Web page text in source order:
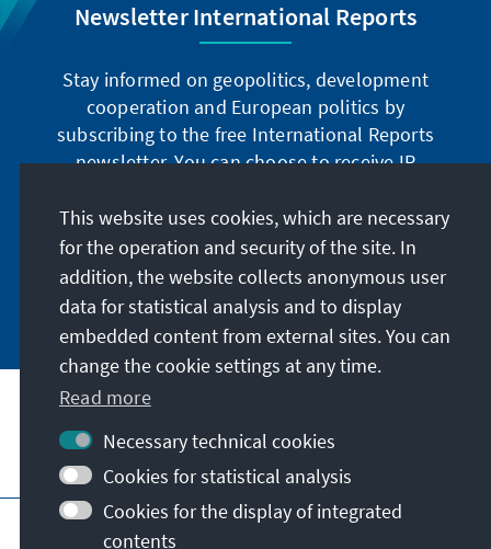
Newsletter International Reports
Stay informed on geopolitics, development
cooperation and European politics by
subscribing to the free International Reports
newsletter. You can choose to receive IR
German or have the print version sent to you in
German or English.
Jetzt abonnieren
Visit also
Imprint Data protection
Terms of use
This website uses cookies, which are necessary
for the operation and security of the site. In
addition, the website collects anonymous user
data for statistical analysis and to display
embedded content from external sites. You can
change the cookie settings at any time.
Read more
Necessary technical cookies
Cookies for statistical analysis
Cookies for the display of integrated
contents